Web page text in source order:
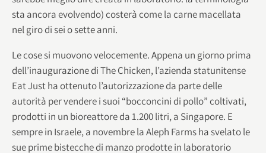
sta ancora evolvendo) costerà come la carne macellata
nel giro di sei o sette anni.
Le cose si muovono velocemente. Appena un giorno prima
dell’inaugurazione di The Chicken, l’azienda statunitense
Eat Just ha ottenuto l’autorizzazione da parte delle
autorità per vendere i suoi “bocconcini di pollo” coltivati,
prodotti in un bioreattore da 1.200 litri, a Singapore. E
sempre in Israele, a novembre la Aleph Farms ha svelato le
sue prime bistecche di manzo prodotte in laboratorio